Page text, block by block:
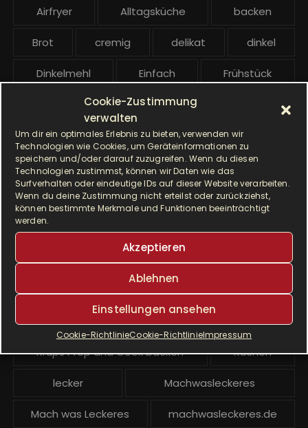
Cookie-Zustimmung
verwalten
Um dir ein optimales Erlebnis zu bieten, verwenden wir
Technologien wie Cookies, um Geräteinformationen zu
speichern und/oder darauf zuzugreifen. Wenn du diesen
Technologien zustimmst, können wir Daten wie das
Surfverhalten oder eindeutige IDs auf dieser Website verarbeiten.
Wenn du deine Zustimmung nicht erteilst oder zurückziehst,
können bestimmte Merkmale und Funktionen beeinträchtigt
werden.
Akzeptieren
Ablehnen
Einstellungen ansehen
Cookie-RichtlinieCookie-RichtlinieImpressum
Airfryer Alltagsküche backen
Brot cremig delikat dinkel
Dinkelmehl Einfach Frühstück
gesund
Hauptgericht Hefe Hefeteig
HP5031 HP 5031
I Prep & Cook Gourmet kochen
Krups
Krups Prep & Cook
Krups Prep & Cook Rezepte
Krups Prep and Cook
Krups Prep and Cook backen Kuchen
lecker Machwasleckeres
Mach was Leckeres machwasleckeres.de